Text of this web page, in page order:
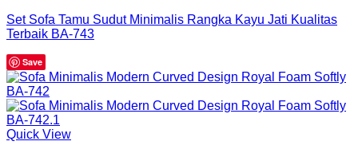
Set Sofa Tamu Sudut Minimalis Rangka Kayu Jati Kualitas
Terbaik BA-743
Save
Quick View